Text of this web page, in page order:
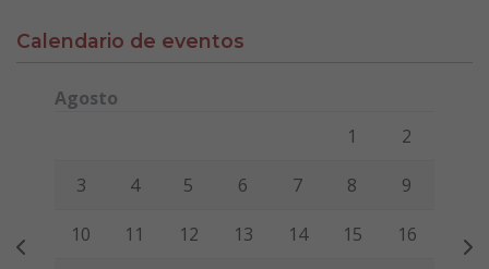
Calendario de eventos
Agosto
Viernes Sábado
1 2
3 4 5 6 7 8 9
10 11 12 13 14 15 16